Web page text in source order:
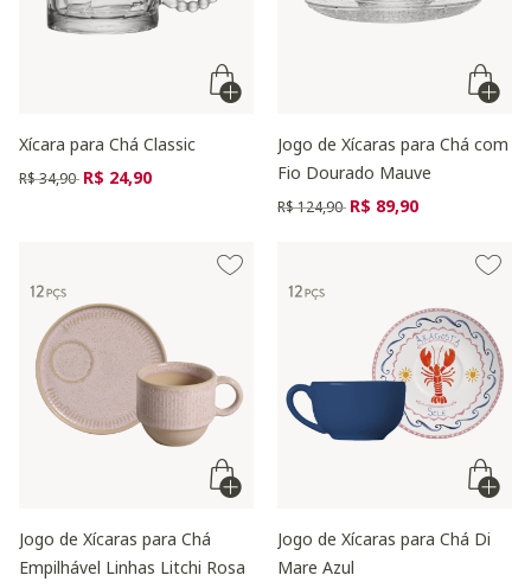
Xícara para Chá Classic
Preço reduzido de
R$ 34,90 para
R$ 24,90
Jogo de Xícaras para Chá com
Fio Dourado Mauve
Preço reduzido de
R$ 124,90 para
R$ 89,90
Jogo de Xícaras para Chá
Empilhável Linhas Litchi Rosa
Jogo de Xícaras para Chá Di
Mare Azul